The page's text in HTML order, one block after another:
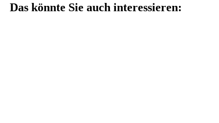
Das könnte Sie auch interessieren: